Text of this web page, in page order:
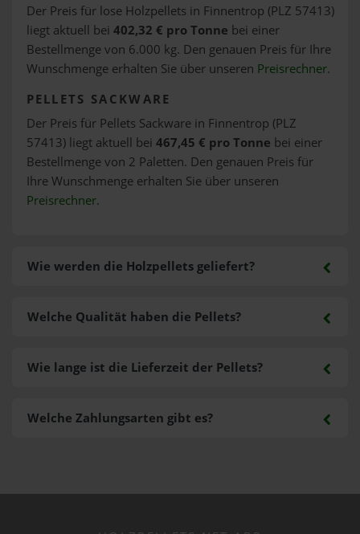
Der Preis für lose Holzpellets in Finnentrop (PLZ 57413)
liegt aktuell bei 402,32 € pro Tonne bei einer
Bestellmenge von 6.000 kg. Den genauen Preis für Ihre
Wunschmenge erhalten Sie über unseren Preisrechner.
PELLETS SACKWARE
Der Preis für Pellets Sackware in Finnentrop (PLZ
57413) liegt aktuell bei 467,45 € pro Tonne bei einer
Bestellmenge von 2 Paletten. Den genauen Preis für
Ihre Wunschmenge erhalten Sie über unseren
Preisrechner.
Wie werden die Holzpellets geliefert?
Welche Zahlungsarten gibt es?
Welche Qualität haben die Pellets?
Wie lange ist die Lieferzeit der Pellets?